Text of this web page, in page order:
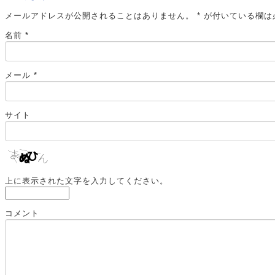
メールアドレスが公開されることはありません。 * が付いている欄は
名前 *
メール *
サイト
上に表示された文字を入力してください。
コメント